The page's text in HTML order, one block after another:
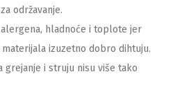
održavanje.
hladnoće i toplote jer
izuzetno dobro dihtuju.
grejanje i struju nisu više tako